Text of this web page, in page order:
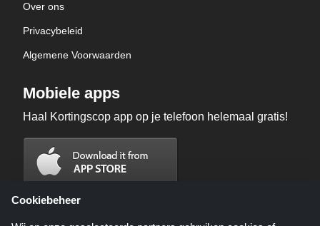
Over ons
Privacybeleid
Algemene Voorwaarden
Mobiele apps
Haal Kortingscop app op je telefoon helemaal gratis!
Cookiebeheer